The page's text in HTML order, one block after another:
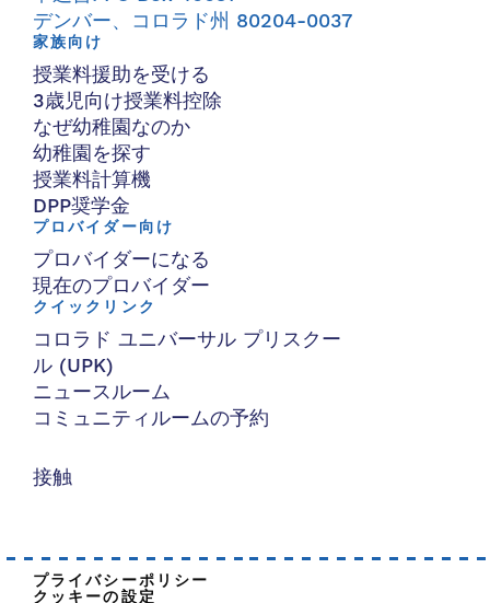
デンバー、コロラド州 80204-0037
家族向け
授業料援助を受ける
3歳児向け授業料控除
なぜ幼稚園なのか
幼稚園を探す
授業料計算機
DPP奨学金
プロバイダー向け
プロバイダーになる
現在のプロバイダー
クイックリンク
コロラド ユニバーサル プリスクー
ル (UPK)
ニュースルーム
コミュニティルームの予約
接触
プライバシーポリシー
クッキーの設定